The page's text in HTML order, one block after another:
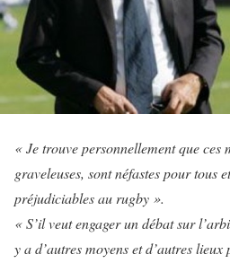
« Je trouve personnellement que ces
graveleuses, sont néfastes pour tous
préjudiciables au rugby ».
« S’il veut engager un débat sur
y a d’autres moyens et d’autres